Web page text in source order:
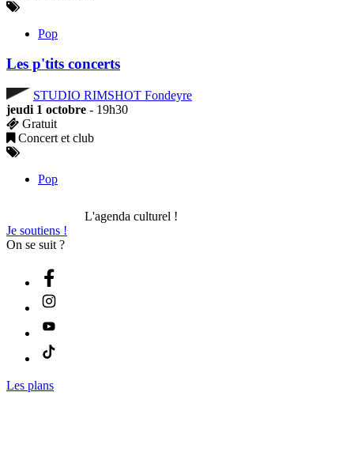
Pop
Les p'tits concerts
STUDIO RIMSHOT Fondeyre
jeudi 1 octobre - 19h30
Gratuit
Concert et club
Pop
L'agenda culturel !
Je soutiens !
On se suit ?
Les plans